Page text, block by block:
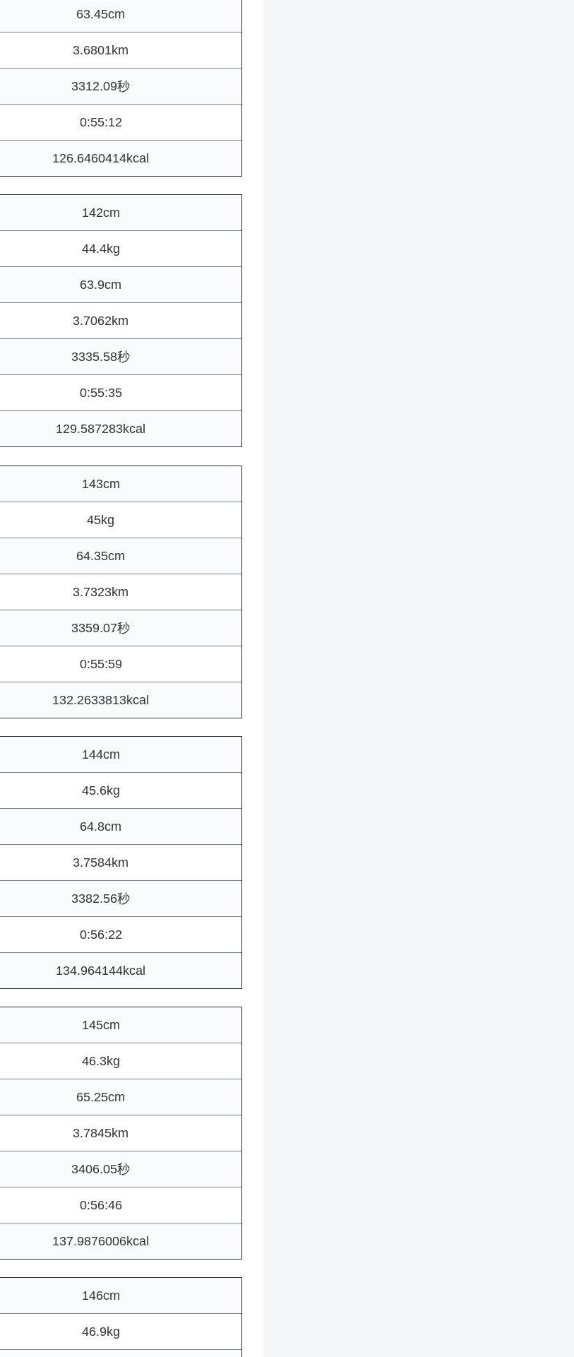
63.45cm
3.6801km
3312.09秒
0:55:12
126.6460414kcal
142cm
44.4kg
63.9cm
3.7062km
3335.58秒
0:55:35
129.587283kcal
143cm
45kg
64.35cm
3.7323km
3359.07秒
0:55:59
132.2633813kcal
144cm
45.6kg
64.8cm
3.7584km
3382.56秒
0:56:22
134.964144kcal
145cm
46.3kg
65.25cm
3.7845km
3406.05秒
0:56:46
137.9876006kcal
146cm
46.9kg